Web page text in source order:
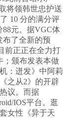
将领韩世忠护送
10 分的满分评
88元。据VGC体
布了全新的预
前正正在全力打
；颁布发表本做
：迸发》中阿莉
之从2》的开辟
议。而据
IOS平台。逛
女性《异于天